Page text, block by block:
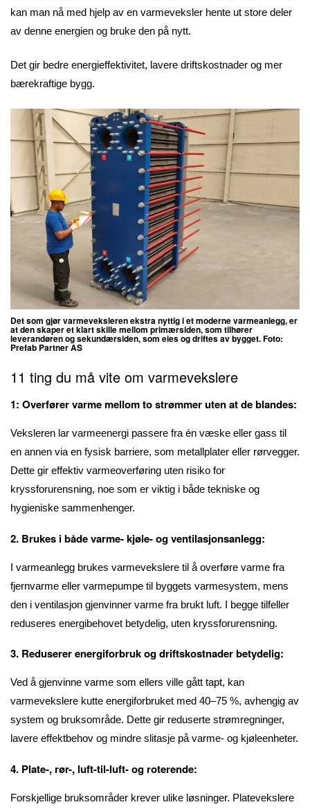
kan man nå med hjelp av en varmeveksler hente ut store deler
av denne energien og bruke den på nytt.
Det gir bedre energieffektivitet, lavere driftskostnader og mer
bærekraftige bygg.
Det som gjør varmeveksleren ekstra nyttig i et moderne varmeanlegg, er
at den skaper et klart skille mellom primærsiden, som tilhører
leverandøren og sekundærsiden, som eies og driftes av bygget. Foto:
Prefab Partner AS
11 ting du må vite om varmevekslere
1: Overfører varme mellom to strømmer uten at de blandes:
Veksleren lar varmeenergi passere fra én væske eller gass til
en annen via en fysisk barriere, som metallplater eller rørvegger.
Dette gir effektiv varmeoverføring uten risiko for
kryssforurensning, noe som er viktig i både tekniske og
hygieniske sammenhenger.
2. Brukes i både varme- kjøle- og ventilasjonsanlegg:
I varmeanlegg brukes varmevekslere til å overføre varme fra
fjernvarme eller varmepumpe til byggets varmesystem, mens
den i ventilasjon gjenvinner varme fra brukt luft. I begge tilfeller
reduseres energibehovet betydelig, uten kryssforurensning.
3. Reduserer energiforbruk og driftskostnader betydelig:
Ved å gjenvinne varme som ellers ville gått tapt, kan
varmevekslere kutte energiforbruket med 40–75 %, avhengig av
system og bruksområde. Dette gir reduserte strømregninger,
lavere effektbehov og mindre slitasje på varme- og kjøleenheter.
4. Plate-, rør-, luft-til-luft- og roterende:
Forskjellige bruksområder krever ulike løsninger. Platevekslere